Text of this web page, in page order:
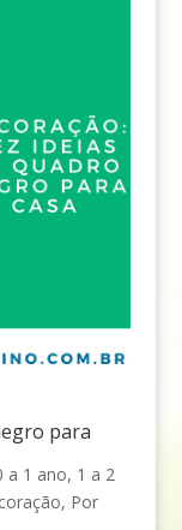
para
a 1 ano, 1 a 2
, Por